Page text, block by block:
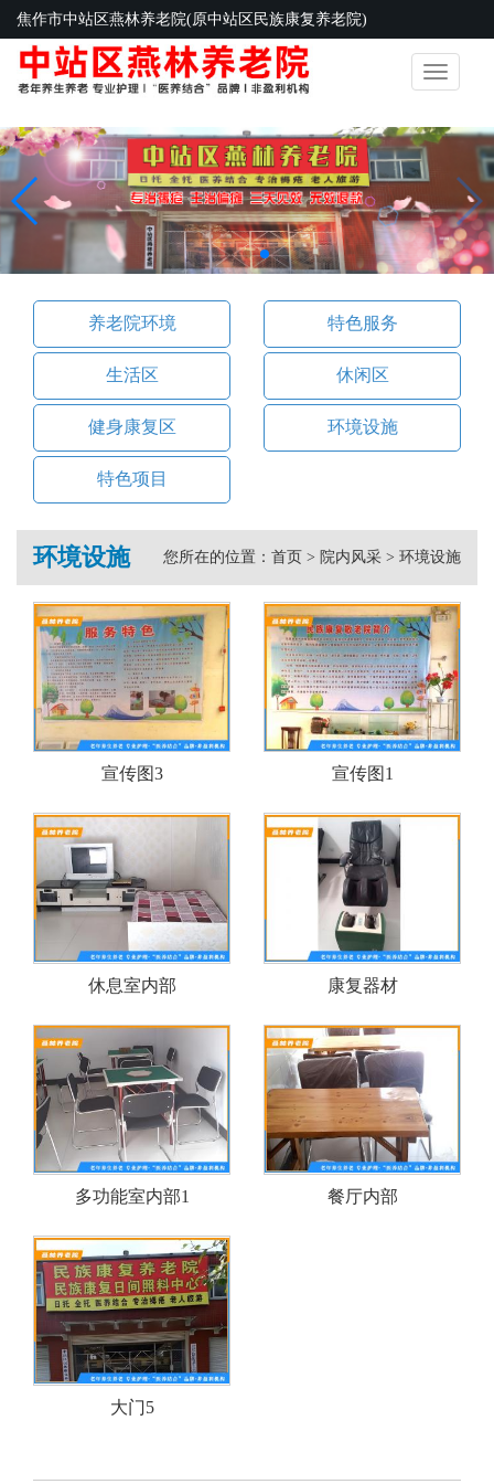
焦作市中站区燕林养老院(原中站区民族康复养老院)
Toggle
养老院环境 特色服务
生活区 休闲区
健身康复区 环境设施
特色项目
环境设施 您所在的位置： 首页 > 院内风采 > 环境设施
宣传图3 宣传图1
休息室内部 康复器材
多功能室内部1 餐厅内部
大门5